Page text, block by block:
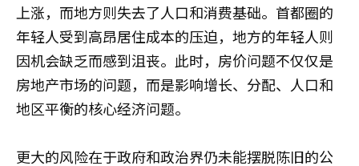
上涨，而地方则失去了人口和消费基础。首都圈的
年轻人受到高昂居住成本的压迫，地方的年轻人则
因机会缺乏而感到沮丧。此时，房价问题不仅仅是
房地产市场的问题，而是影响增长、分配、人口和
地区平衡的核心经济问题。
更大的风险在于政府和政治界仍未能摆脱陈旧的公